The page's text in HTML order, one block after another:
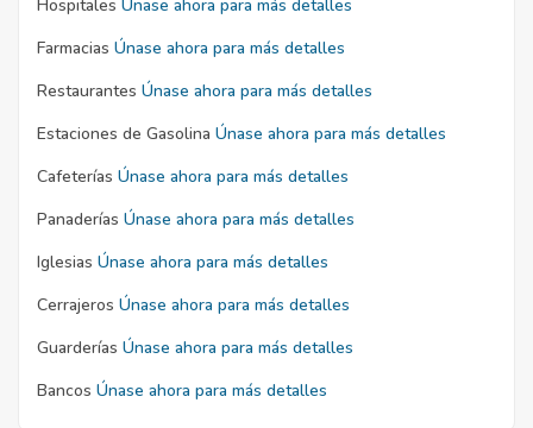
Hospitales Únase ahora para más detalles
Farmacias Únase ahora para más detalles
Restaurantes Únase ahora para más detalles
Estaciones de Gasolina Únase ahora para más detalles
Cafeterías Únase ahora para más detalles
Panaderías Únase ahora para más detalles
Iglesias Únase ahora para más detalles
Cerrajeros Únase ahora para más detalles
Guarderías Únase ahora para más detalles
Bancos Únase ahora para más detalles